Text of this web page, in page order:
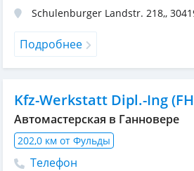
Schulenburger Landstr. 218,,
Подробнее
Kfz-Werkstatt Dipl.-Ing
Автомастерская в Ганновере
202,0 км от Фульды
Телефон